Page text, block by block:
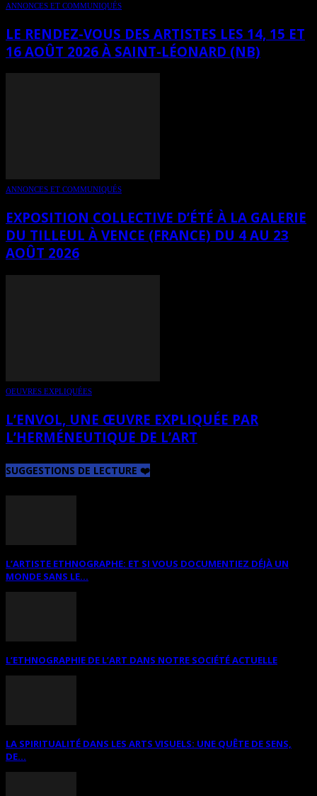
ANNONCES ET COMMUNIQUÉS
LE RENDEZ-VOUS DES ARTISTES LES 14, 15 ET
16 AOÛT 2026 À SAINT-LÉONARD (NB)
ANNONCES ET COMMUNIQUÉS
EXPOSITION COLLECTIVE D’ÉTÉ À LA GALERIE
DU TILLEUL À VENCE (FRANCE) DU 4 AU 23
AOÛT 2026
OEUVRES EXPLIQUÉES
L’ENVOL, UNE ŒUVRE EXPLIQUÉE PAR
L’HERMÉNEUTIQUE DE L’ART
SUGGESTIONS DE LECTURE ❤️
L’ARTISTE ETHNOGRAPHE: ET SI VOUS DOCUMENTIEZ DÉJÀ UN
MONDE SANS LE...
L’ETHNOGRAPHIE DE L’ART DANS NOTRE SOCIÉTÉ ACTUELLE
LA SPIRITUALITÉ DANS LES ARTS VISUELS: UNE QUÊTE DE SENS,
DE...